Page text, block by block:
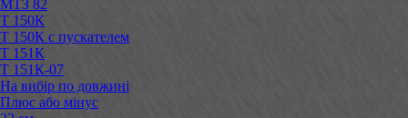
МТЗ 82
Т 150К
Т 150К с пускателем
Т 151К
Т 151К-07
На вибір по довжині
Плюс або мінус